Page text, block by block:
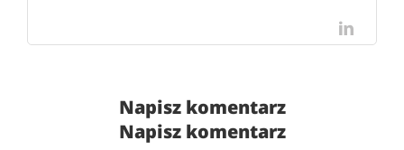
LinkedIn
Napisz komentarz
Napisz komentarz